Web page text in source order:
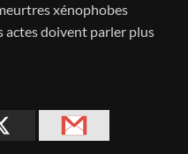
xénophobes
actes doivent parler plus